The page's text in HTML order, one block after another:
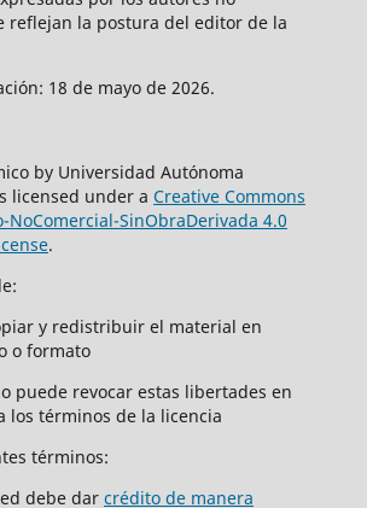
reflejan la postura del editor de la
18 de mayo de 2026.
by Universidad Autónoma
licensed under a Creative Commons
NoComercial-SinObraDerivada 4.0
.
y redistribuir el material en
o formato
puede revocar estas libertades en
los términos de la licencia
términos:
debe dar crédito de manera